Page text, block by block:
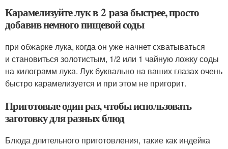
Карамелизуйте лук в 2 раза быстрее, просто
добавив немного пищевой соды
при обжарке лука, когда он уже начнет схватываться
и становиться золотистым, 1/2 или 1 чайную ложку соды
на килограмм лука. Лук буквально на ваших глазах очень
быстро карамелизуется и при этом не пригорит.
Приготовьте один раз, чтобы использовать
заготовку для разных блюд
Блюда длительного приготовления, такие как индейка